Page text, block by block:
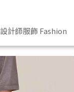
設計師服飾 Fashion